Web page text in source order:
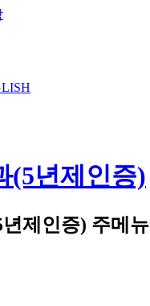
(5년제인증)
제인증) 주메뉴